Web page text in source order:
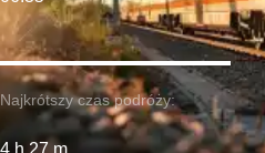
Najkrótszy czas podróży:
4 h 27 m